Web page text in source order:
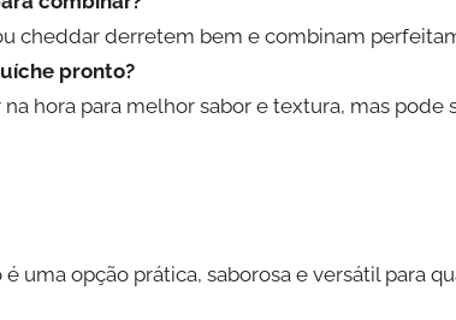
cheddar derretem bem e combinam
pronto?
hora para melhor sabor e textura, mas
uma opção prática, saborosa e versátil para